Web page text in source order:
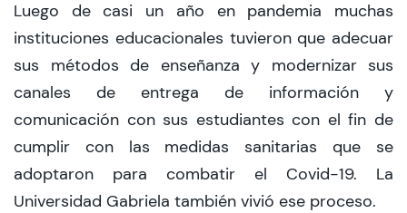
Luego de casi un año en pandemia muchas
instituciones educacionales tuvieron que adecuar
sus métodos de enseñanza y modernizar sus
canales de entrega de información y
comunicación con sus estudiantes con el fin de
cumplir con las medidas sanitarias que se
adoptaron para combatir el Covid-19. La
Universidad Gabriela también vivió ese proceso.